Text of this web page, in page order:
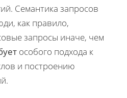
Семантика запросов
как правило,
запросы иначе, чем
особого подхода к
и построению